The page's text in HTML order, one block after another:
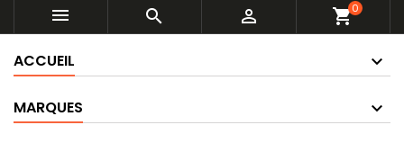
   shopping_cart0
ACCUEIL
MARQUES